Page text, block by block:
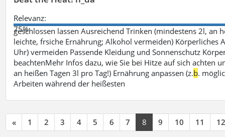
Relevanz:
75%
geschlossen lassen Ausreichend Trinken (mindestens 2l, an
leichte, frsiche Ernährung; Alkohol vermeiden) Körperliches
Uhr) vermeiden Passende Kleidung und Sonnenschutz
beachtenMehr Infos dazu, wie Sie bei Hitze auf sich achten
an heißen Tagen 3l pro Tag!) Ernährung anpassen (z.b.
Arbeiten während der heißesten
« 1 2 3 4 5 6 7 8 9 10 11 12